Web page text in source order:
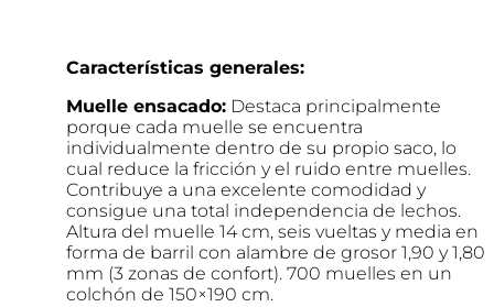
Características generales:
Muelle ensacado:Destaca principalmente
porque cada muelle se encuentra
individualmente dentro de su propio saco, lo
cual reduce la fricción y el ruido entre muelles.
Contribuye a una excelente comodidad y
consigue una total independencia de lechos.
Altura del muelle 14 cm, seis vueltas y media en
forma de barril con alambre de grosor 1,90 y 1,80
mm (3 zonas de confort). 700 muelles en un
colchón de 150×190 cm.